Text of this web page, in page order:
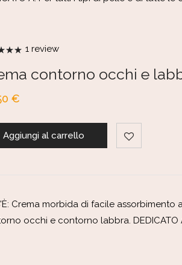
1review
contorno occhi e
€
Aggiungi al carrello
Crema morbida di facile
occhi e contorno labbra.